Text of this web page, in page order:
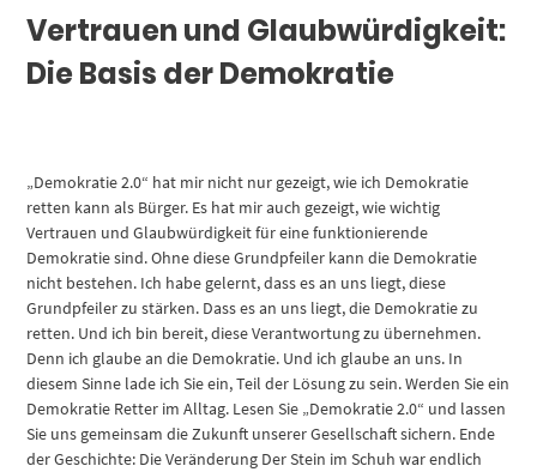
Vertrauen und Glaubwürdigkeit:
Die Basis der Demokratie
„Demokratie 2.0“ hat mir nicht nur gezeigt, wie ich Demokratie
retten kann als Bürger. Es hat mir auch gezeigt, wie wichtig
Vertrauen und Glaubwürdigkeit für eine funktionierende
Demokratie sind. Ohne diese Grundpfeiler kann die Demokratie
nicht bestehen. Ich habe gelernt, dass es an uns liegt, diese
Grundpfeiler zu stärken. Dass es an uns liegt, die Demokratie zu
retten. Und ich bin bereit, diese Verantwortung zu übernehmen.
Denn ich glaube an die Demokratie. Und ich glaube an uns. In
diesem Sinne lade ich Sie ein, Teil der Lösung zu sein. Werden Sie ein
Demokratie Retter im Alltag. Lesen Sie „Demokratie 2.0“ und lassen
Sie uns gemeinsam die Zukunft unserer Gesellschaft sichern. Ende
der Geschichte: Die Veränderung Der Stein im Schuh war endlich